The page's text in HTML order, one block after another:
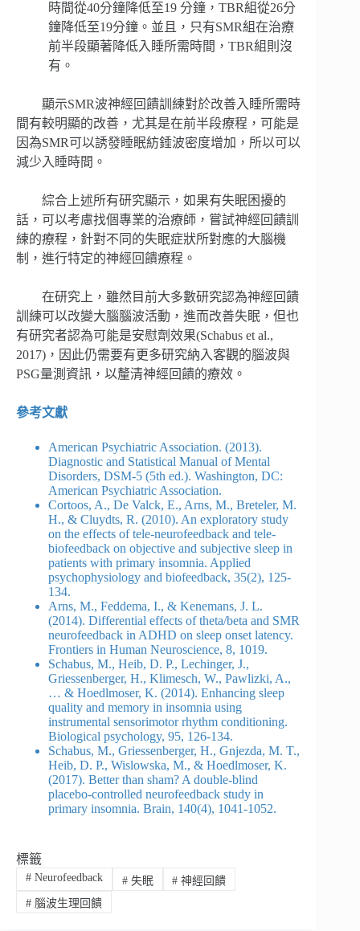
時間從40分鐘降低至19 分鐘，TBR組從26分
鐘降低至19分鐘。並且，只有SMR組在治療
前半段顯著降低入睡所需時間，TBR組則沒
有。
顯示SMR波神經回饋訓練對於改善入睡所需時
間有較明顯的改善，尤其是在前半段療程，可能是
因為SMR可以誘發睡眠紡錘波密度增加，所以可以
減少入睡時間。
綜合上述所有研究顯示，如果有失眠困擾的
話，可以考慮找個專業的治療師，嘗試神經回饋訓
練的療程，針對不同的失眠症狀所對應的大腦機
制，進行特定的神經回饋療程。
在研究上，雖然目前大多數研究認為神經回饋
訓練可以改變大腦腦波活動，進而改善失眠，但也
有研究者認為可能是安慰劑效果(Schabus et al.,
2017)，因此仍需要有更多研究納入客觀的腦波與
PSG量測資訊，以釐清神經回饋的療效。
參考文獻
American Psychiatric Association. (2013).
Diagnostic and Statistical Manual of Mental
Disorders, DSM-5 (5th ed.). Washington, DC:
American Psychiatric Association.
Cortoos, A., De Valck, E., Arns, M., Breteler, M.
H., & Cluydts, R. (2010). An exploratory study
on the effects of tele-neurofeedback and tele-
biofeedback on objective and subjective sleep in
patients with primary insomnia. Applied
psychophysiology and biofeedback, 35(2), 125-
134.
Arns, M., Feddema, I., & Kenemans, J. L.
(2014). Differential effects of theta/beta and SMR
neurofeedback in ADHD on sleep onset latency.
Frontiers in Human Neuroscience, 8, 1019.
Schabus, M., Heib, D. P., Lechinger, J.,
Griessenberger, H., Klimesch, W., Pawlizki, A.,
… & Hoedlmoser, K. (2014). Enhancing sleep
quality and memory in insomnia using
instrumental sensorimotor rhythm conditioning.
Biological psychology, 95, 126-134.
Schabus, M., Griessenberger, H., Gnjezda, M. T.,
Heib, D. P., Wislowska, M., & Hoedlmoser, K.
(2017). Better than sham? A double-blind
placebo-controlled neurofeedback study in
primary insomnia. Brain, 140(4), 1041-1052.
標籤
#Neurofeedback #失眠 # 神經回饋
#腦波生理回饋